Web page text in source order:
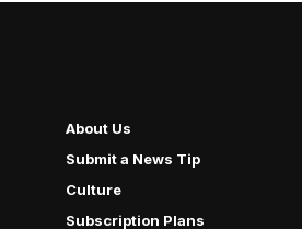
About Us
Submit a News Tip
Culture
Subscription Plans